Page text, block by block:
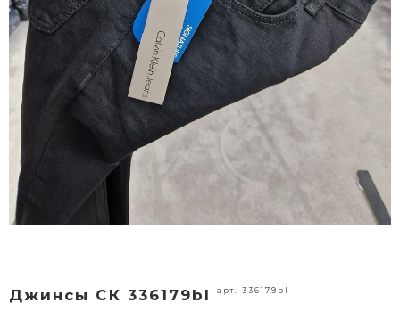
Джинсы СК 336179bl арт. 336179bl